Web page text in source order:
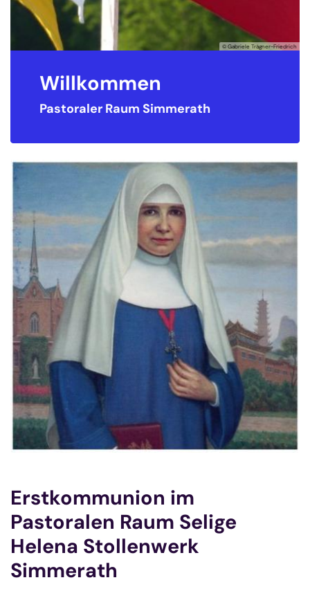
© Gabriele Trägner-Friedrich
Willkommen
Pastoraler Raum Simmerath
Erstkommunion im
Pastoralen Raum Selige
Helena Stollenwerk
Simmerath